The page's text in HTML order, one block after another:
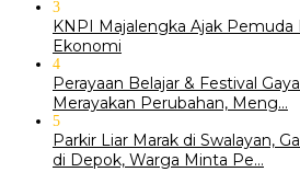
3
KNPI Majalengka Ajak Pemuda
Ekonomi
4
Perayaan Belajar & Festival
Merayakan Perubahan, Meng…
5
Parkir Liar Marak di Swalayan,
di Depok, Warga Minta Pe…